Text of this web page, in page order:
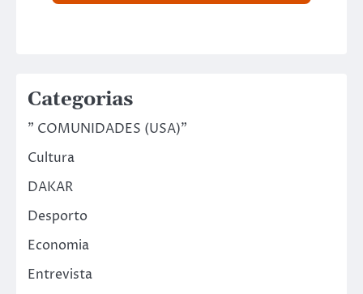
Categorias
" COMUNIDADES (USA)"
Cultura
DAKAR
Desporto
Economia
Entrevista